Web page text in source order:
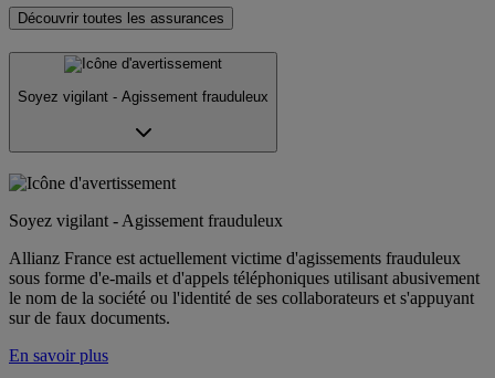
Découvrir toutes les assurances
Soyez vigilant - Agissement frauduleux
Soyez vigilant - Agissement frauduleux
Allianz France est actuellement victime d'agissements frauduleux
sous forme d'e-mails et d'appels téléphoniques utilisant abusivement
le nom de la société ou l'identité de ses collaborateurs et s'appuyant
sur de faux documents.
En savoir plus